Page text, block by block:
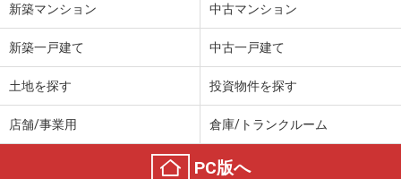
大阪府寝屋川市寝屋１
1,699万円
大阪府堺市西区浜寺元町６
新築マンション 中古マンション
新築一戸建て 中古一戸建て
土地を探す 投資物件を探す
店舗/事業用 倉庫/トランクルーム
PC版へ